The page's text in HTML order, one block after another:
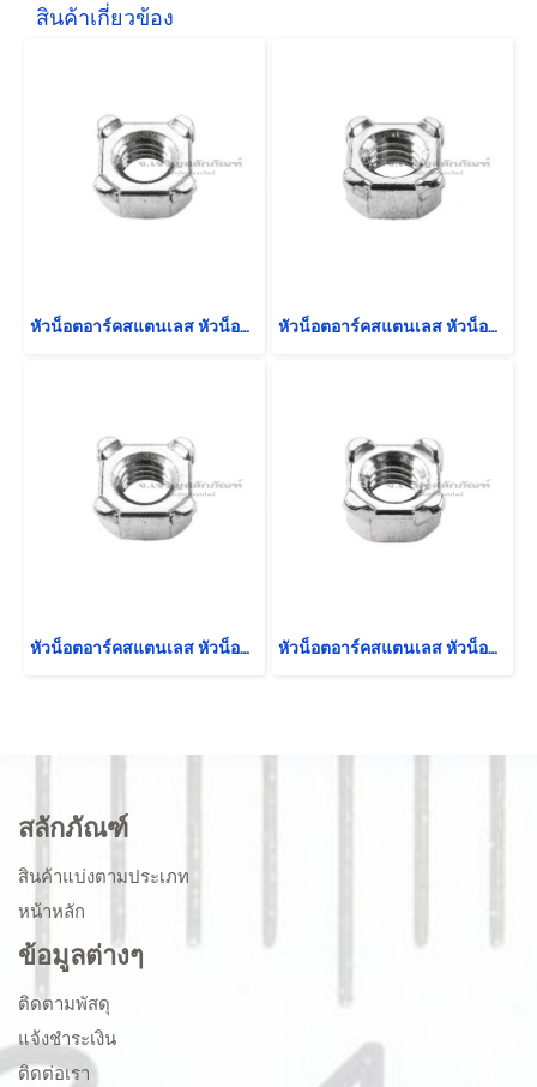
สินค้าเกี่ยวข้อง
หัวน็อตอาร์คสแตนเลส หัวน็อตเชื่อมทรงสี่เหลี่ยม ขนาด M12x1.75 หัวน็อตอาร์คสแตนเลส หัวน็อตเชื่อมทรงสี่เหลี่ยม ขนาด M8x1.25
หัวน็อตอาร์คสแตนเลส หัวน็อตเชื่อมทรงสี่เหลี่ยม ขนาด M10x1.5 หัวน็อตอาร์คสแตนเลส หัวน็อตเชื่อมทรงสี่เหลี่ยม ขนาด M6x1.0
สลักภัณฑ์
สินค้าแบ่งตามประเภท
หน้าหลัก
ข้อมูลต่างๆ
ติดตามพัสดุ
แจ้งชำระเงิน
ติดต่อเรา